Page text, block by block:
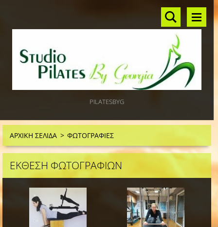
PILATESBYG
ΑΡΧΙΚΗ ΣΕΛΙΔΑ > ΦΩΤΟΓΡΑΦΙΕΣ
ΈΚΘΕΣΗ ΦΩΤΟΓΡΑΦΙΏΝ